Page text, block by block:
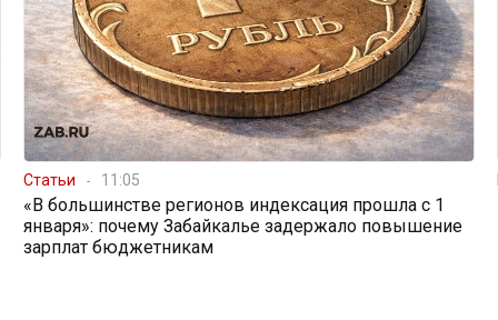
Статьи 11:05
«В большинстве регионов индексация прошла с 1
января»: почему Забайкалье задержало повышение
зарплат бюджетникам